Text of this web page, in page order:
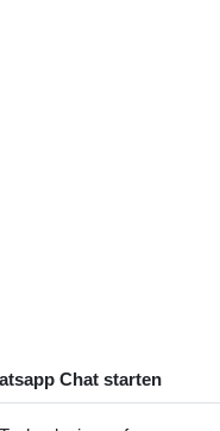
Chat starten